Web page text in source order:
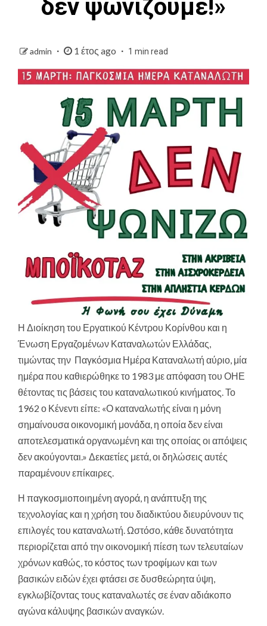
δεν ψωνίζουμε!»
admin 1 έτος ago 1 min read
Η Διοίκηση του Εργατικού Κέντρου Κορίνθου και η
Ένωση Εργαζομένων Καταναλωτών Ελλάδας,
τιμώντας την Παγκόσμια Ημέρα Καταναλωτή αύριο, μία
ημέρα που καθιερώθηκε το 1983 με απόφαση του ΟΗΕ
θέτοντας τις βάσεις του καταναλωτικού κινήματος. Το
1962 ο Κένεντι είπε: «Ο καταναλωτής είναι η μόνη
σημαίνουσα οικονομική μονάδα, η οποία δεν είναι
αποτελεσματικά οργανωμένη και της οποίας οι απόψεις
δεν ακούγονται.» Δεκαετίες μετά, οι δηλώσεις αυτές
παραμένουν επίκαιρες.
Η παγκοσμιοποιημένη αγορά, η ανάπτυξη της
τεχνολογίας και η χρήση του διαδικτύου διευρύνουν τις
επιλογές του καταναλωτή. Ωστόσο, κάθε δυνατότητα
περιορίζεται από την οικονομική πίεση των τελευταίων
χρόνων καθώς, το κόστος των τροφίμων και των
βασικών ειδών έχει φτάσει σε δυσθεώρητα ύψη,
εγκλωβίζοντας τους καταναλωτές σε έναν αδιάκοπο
αγώνα κάλυψης βασικών αναγκών.